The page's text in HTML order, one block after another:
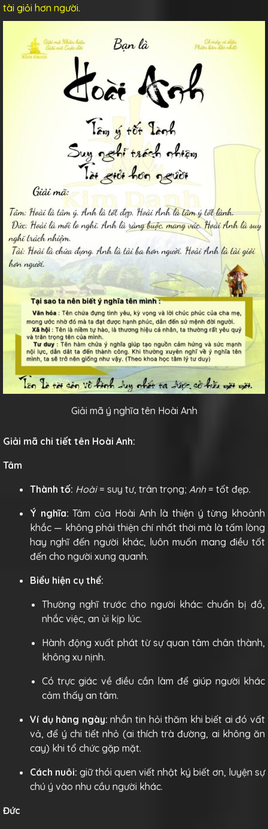
tài giỏi hơn người.
Giải mã ý nghĩa tên Hoài Anh
Giải mã chi tiết tên Hoài Anh:
Tâm
Thành tố: Hoài= suy tư, trân trọng; Anh= tốt đẹp.
Ý nghĩa: Tâm của Hoài Anh là thiện ý từng khoảnh
khắc — không phải thiện chí nhất thời mà là tấm lòng
hay nghĩ đến người khác, luôn muốn mang điều tốt
đến cho người xung quanh.
Biểu hiện cụ thể:
Thường nghĩ trước cho người khác: chuẩn bị đồ,
nhắc việc, an ủi kịp lúc.
Hành động xuất phát từ sự quan tâm chân thành,
không xu nịnh.
Có trực giác về điều cần làm để giúp người khác
cảm thấy an tâm.
Ví dụ hàng ngày: nhắn tin hỏi thăm khi biết ai đó vất
vả, để ý chi tiết nhỏ (ai thích trà đường, ai không ăn
cay) khi tổ chức gặp mặt.
Cách nuôi: giữ thói quen viết nhật ký biết ơn, luyện sự
chú ý vào nhu cầu người khác.
Đức